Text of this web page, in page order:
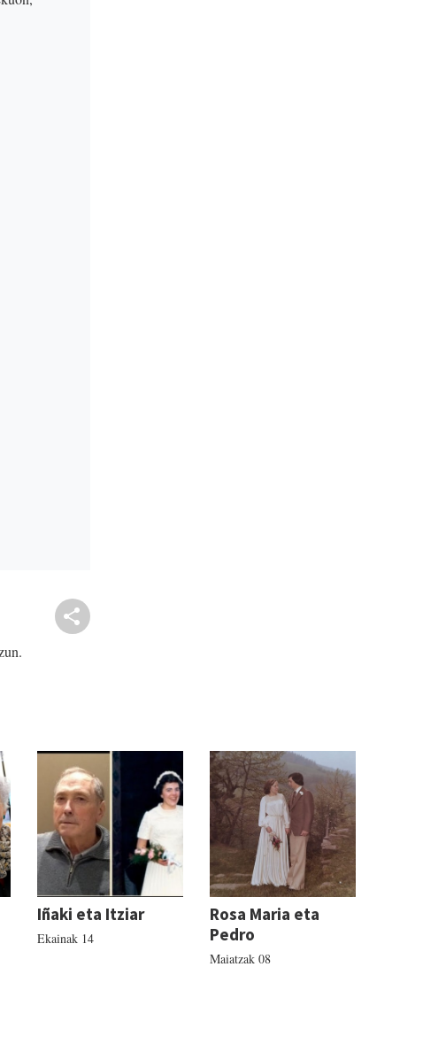
Iñaki eta Itziar
Ekainak 14
Rosa Maria eta
Pedro
Maiatzak 08